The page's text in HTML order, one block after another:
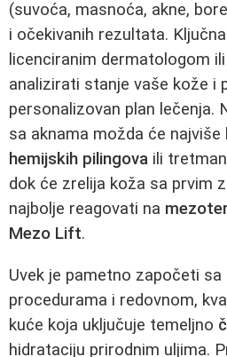
(suvoća, masnoća, akne,
i očekivanih rezultata.
licenciranim dermatologom
analizirati stanje vaše kože i
personalizovan plan lečenja.
sa aknama možda će
hemijskih pilingova ili tretman
dok će zrelija koža sa prvim
najbolje reagovati na
Mezo Lift.
Uvek je pametno započeti sa
procedurama i redovnom,
kuće koja uključuje temeljno
hidrataciju prirodnim uljima.